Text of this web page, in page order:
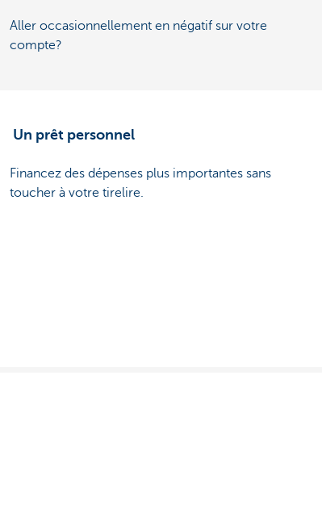
Aller occasionnellement en négatif sur votre
compte?
Un prêt personnel
Financez des dépenses plus importantes sans
toucher à votre tirelire.